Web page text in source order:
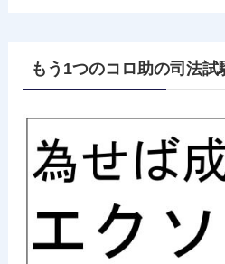
もう1つのコロ助の司法試